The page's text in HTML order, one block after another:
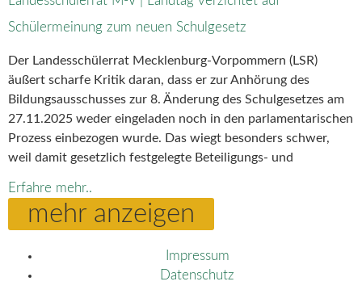
Schülermeinung zum neuen Schulgesetz
Der Landesschülerrat Mecklenburg-Vorpommern (LSR)
äußert scharfe Kritik daran, dass er zur Anhörung des
Bildungsausschusses zur 8. Änderung des Schulgesetzes am
27.11.2025 weder eingeladen noch in den parlamentarischen
Prozess einbezogen wurde. Das wiegt besonders schwer,
weil damit gesetzlich festgelegte Beteiligungs- und
Erfahre mehr..
mehr anzeigen
Impressum
Datenschutz